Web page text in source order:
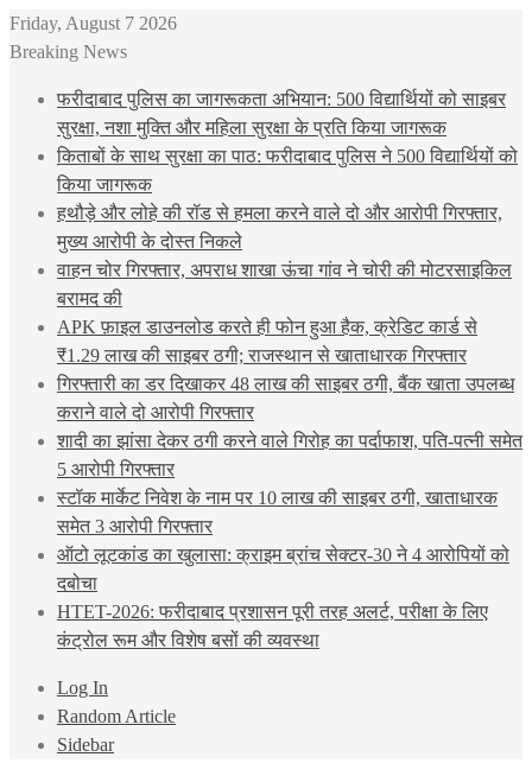
Friday, August 7 2026
Breaking News
फरीदाबाद पुलिस का जागरूकता अभियान: 500 विद्यार्थियों को साइबर
सुरक्षा, नशा मुक्ति और महिला सुरक्षा के प्रति किया जागरूक
किताबों के साथ सुरक्षा का पाठ: फरीदाबाद पुलिस ने 500 विद्यार्थियों को
किया जागरूक
हथौड़े और लोहे की रॉड से हमला करने वाले दो और आरोपी गिरफ्तार,
मुख्य आरोपी के दोस्त निकले
वाहन चोर गिरफ्तार, अपराध शाखा ऊंचा गांव ने चोरी की मोटरसाइकिल
बरामद की
APK फ़ाइल डाउनलोड करते ही फोन हुआ हैक, क्रेडिट कार्ड से
₹1.29 लाख की साइबर ठगी; राजस्थान से खाताधारक गिरफ्तार
गिरफ्तारी का डर दिखाकर 48 लाख की साइबर ठगी, बैंक खाता उपलब्ध
कराने वाले दो आरोपी गिरफ्तार
शादी का झांसा देकर ठगी करने वाले गिरोह का पर्दाफाश, पति-पत्नी समेत
5 आरोपी गिरफ्तार
स्टॉक मार्केट निवेश के नाम पर 10 लाख की साइबर ठगी, खाताधारक
समेत 3 आरोपी गिरफ्तार
ऑटो लूटकांड का खुलासा: क्राइम ब्रांच सेक्टर-30 ने 4 आरोपियों को
दबोचा
HTET-2026: फरीदाबाद प्रशासन पूरी तरह अलर्ट, परीक्षा के लिए
कंट्रोल रूम और विशेष बसों की व्यवस्था
Log In
Random Article
Sidebar